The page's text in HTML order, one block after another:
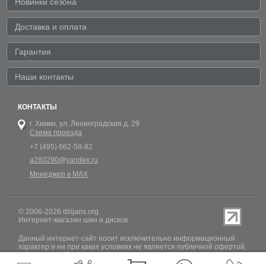
Новинки сезона
Доставка и оплата
Гарантия
Наши контакты
КОНТАКТЫ
г. Химки, ул. Ленинградская д. 29
Схема проезда
+7 (495) 662-58-82
a280290@yandex.ru
Менеджер в MAX
© 2006-2026 dilijans.org.
Интернет-магазин шин и дисков
Данный интернет-сайт носит исключительно информационный
характер и ни при каких условиях не является публичной офертой,